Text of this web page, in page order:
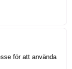
för att använda